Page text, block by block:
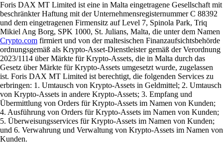
Foris DAX MT Limited ist eine in Malta eingetragene Gesellschaft mit
beschränkter Haftung mit der Unternehmensregisternummer C 88392
und dem eingetragenen Firmensitz auf Level 7, Spinola Park, Triq
Mikiel Ang Borg, SPK 1000, St. Julians, Malta, die unter dem Namen
Crypto.com firmiert und von der maltesischen Finanzaufsichtsbehörde
ordnungsgemäß als Krypto-Asset-Dienstleister gemäß der Verordnung
2023/1114 über Märkte für Krypto-Assets, die in Malta durch das
Gesetz über Märkte für Krypto-Assets umgesetzt wurde, zugelassen
ist. Foris DAX MT Limited ist berechtigt, die folgenden Services zu
erbringen: 1. Umtausch von Krypto-Assets in Geldmittel; 2. Umtausch
von Krypto-Assets in andere Krypto-Assets; 3. Empfang und
Übermittlung von Orders für Krypto-Assets im Namen von Kunden;
4. Ausführung von Orders für Krypto-Assets im Namen von Kunden;
5. Überweisungsservices für Krypto-Assets im Namen von Kunden;
und 6. Verwahrung und Verwaltung von Krypto-Assets im Namen von
Kunden.